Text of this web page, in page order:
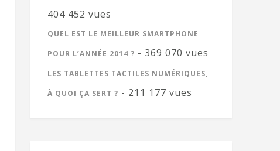
404 452 vues
QUEL EST LE MEILLEUR SMARTPHONE
POUR L’ANNÉE 2014 ? - 369 070 vues
LES TABLETTES TACTILES NUMÉRIQUES,
À QUOI ÇA SERT ? - 211 177 vues